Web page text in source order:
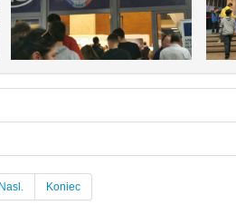
Nasl. Koniec